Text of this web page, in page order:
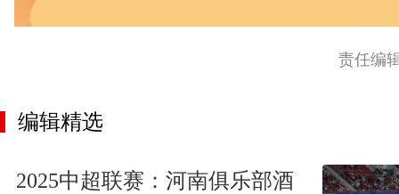
责任编
编辑精选
2025中超联赛：河南俱乐部酒